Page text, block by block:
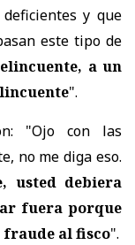
y que
este tipo de
a un
".
"Ojo con las
no me diga eso.
usted debiera
fuera porque
fraude al fisco".